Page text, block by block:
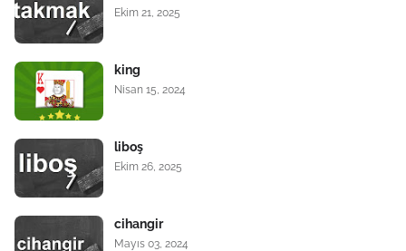
Ekim 21, 2025
king
Nisan 15, 2024
liboş
Ekim 26, 2025
cihangir
Mayıs 03, 2024